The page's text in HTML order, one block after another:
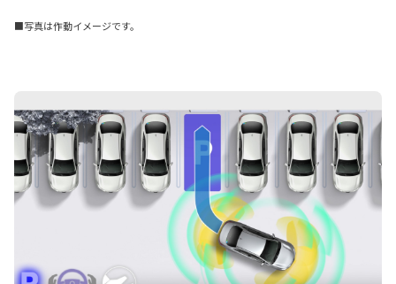
■写真は作動イメージです。